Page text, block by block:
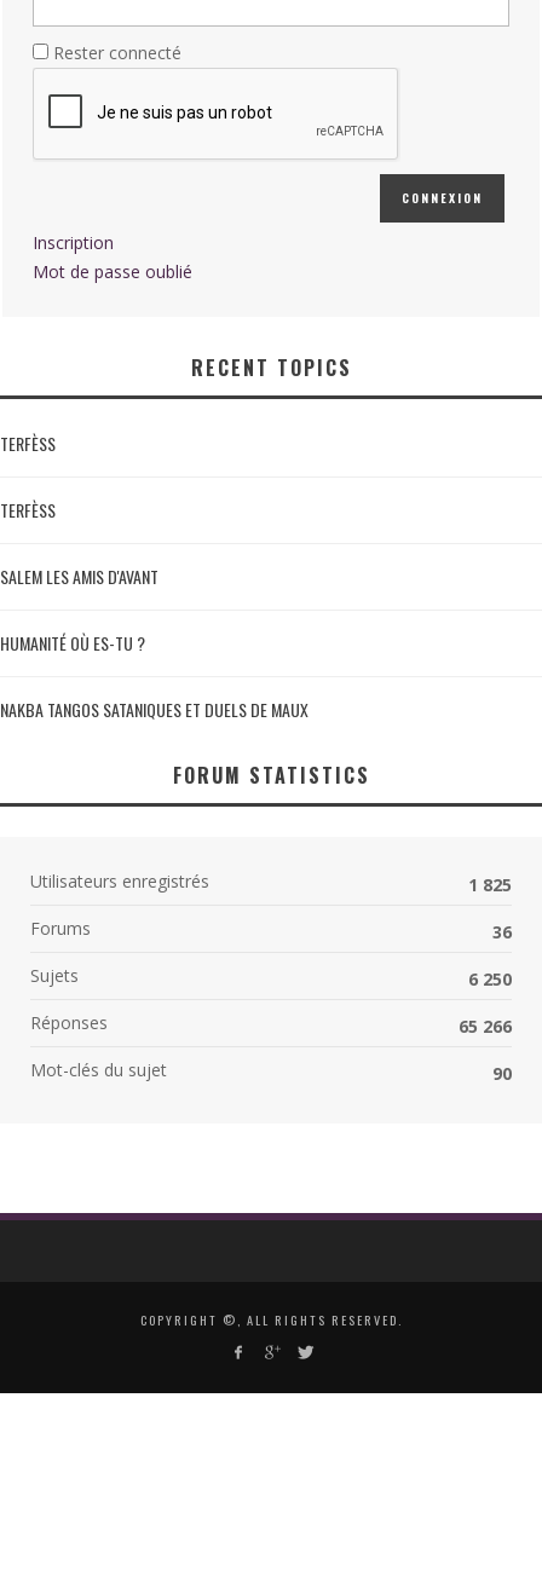
Rester connecté
CONNEXION
Inscription
Mot de passe oublié
RECENT TOPICS
TERFÈSS
TERFÈSS
SALEM LES AMIS D'AVANT
HUMANITÉ OÙ ES-TU ?
NAKBA TANGOS SATANIQUES ET DUELS DE MAUX
FORUM STATISTICS
Utilisateurs enregistrés
1 825
Forums
36
Sujets
6 250
Réponses
65 266
Mot-clés du sujet
90
COPYRIGHT ©, ALL RIGHTS RESERVED.